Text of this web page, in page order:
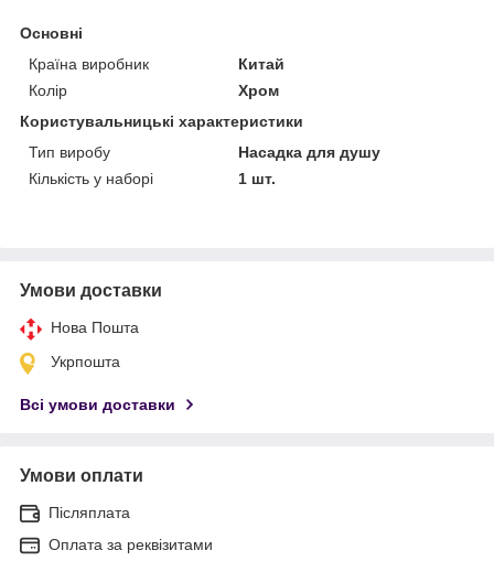
Основні
Країна виробник
Китай
Колір
Хром
Користувальницькі характеристики
Тип виробу
Насадка для душу
Кількість у наборі
1 шт.
Умови доставки
Нова Пошта
Укрпошта
Всі умови доставки
Умови оплати
Післяплата
Оплата за реквізитами